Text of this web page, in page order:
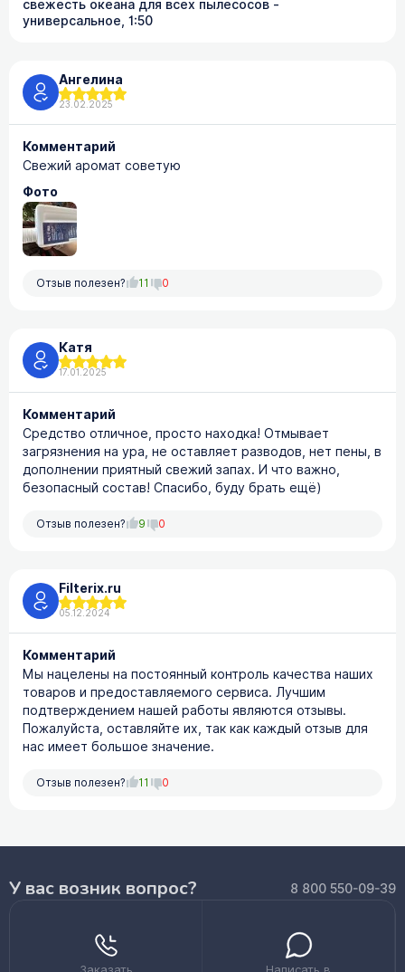
свежесть океана для всех пылеcосов -
универсальное, 1:50
Ангелина
23.02.2025
Комментарий
Свежий аромат советую
Фото
Отзыв полезен? 11 0
Катя
17.01.2025
Комментарий
Средство отличное, просто находка! Отмывает
загрязнения на ура, не оставляет разводов, нет пены, в
дополнении приятный свежий запах. И что важно,
безопасный состав! Спасибо, буду брать ещё)
Отзыв полезен? 9 0
Filterix.ru
05.12.2024
Комментарий
Мы нацелены на постоянный контроль качества наших
товаров и предоставляемого сервиса. Лучшим
подтверждением нашей работы являются отзывы.
Пожалуйста, оставляйте их, так как каждый отзыв для
нас имеет большое значение.
Отзыв полезен? 11 0
У вас возник вопрос? 8 800 550-09-39